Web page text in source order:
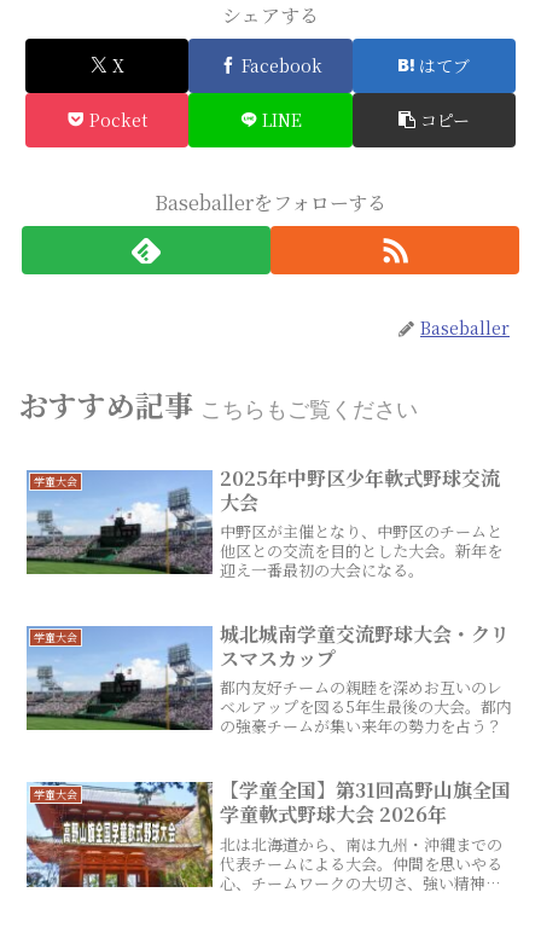
シェアする
X Facebook はてブ
Pocket LINE コピー
Baseballerをフォローする
Baseballer
おすすめ記事 こちらもご覧ください
学童大会
2025年中野区少年軟式野球交流
大会
中野区が主催となり、中野区のチームと
他区との交流を目的とした大会。新年を
迎え一番最初の大会になる。
学童大会
城北城南学童交流野球大会・クリ
スマスカップ
都内友好チームの親睦を深めお互いのレ
ベルアップを図る5年生最後の大会。都内
の強豪チームが集い来年の勢力を占う？
学童大会
【学童全国】第31回高野山旗全国
学童軟式野球大会 2026年
北は北海道から、南は九州・沖縄までの
代表チームによる大会。仲間を思いやる
心、チームワークの大切さ、強い精神力